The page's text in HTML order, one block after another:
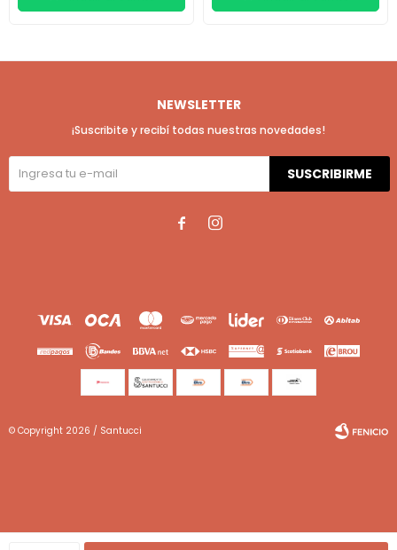
NEWSLETTER
¡Suscribite y recibí todas nuestras novedades!
SUSCRIBIRME
 
© Copyright 2026 / Santucci